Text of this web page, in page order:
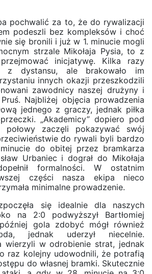
pochwalić za to, że do rywalizacji
podeszli bez kompleksów i choć
się bronili i już w 1. minucie mogli
strzale Mikołaja Pysia, to z
inicjatywę. Kilka razy
z dystansu, ale brakowało im
innych okazji przeszkodzili
zawodnicy naszej drużyny i
Najbliżej objęcia prowadzenia
jednego z graczy, jednak piłka
„Akademicy” dopiero pod
połowy zaczęli pokazywać swój
do rywali byli bardzo
do obitej przez bramkarza
Urbaniec i dograł do Mikołaja
formalności. W ostatnim
części nasza ekipa nieco
minimalne prowadzenie.
się idealnie dla naszych
na 2:0 podwyższył Bartłomiej
gola zdobyć mógł również
jednak uderzył niecelnie.
wierzyli w odrobienie strat, jednak
raz kolejny udowodnili, że potrafią
do własnej bramki. Skutecznie